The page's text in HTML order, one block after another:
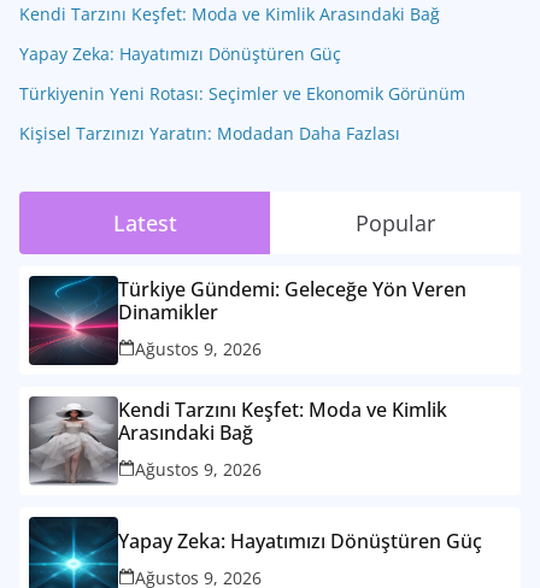
Kendi Tarzını Keşfet: Moda ve Kimlik Arasındaki Bağ
Yapay Zeka: Hayatımızı Dönüştüren Güç
Türkiyenin Yeni Rotası: Seçimler ve Ekonomik Görünüm
Kişisel Tarzınızı Yaratın: Modadan Daha Fazlası
Latest Popular
Türkiye Gündemi: Geleceğe Yön Veren
Dinamikler
Ağustos 9, 2026
Kendi Tarzını Keşfet: Moda ve Kimlik
Arasındaki Bağ
Ağustos 9, 2026
Yapay Zeka: Hayatımızı Dönüştüren Güç
Ağustos 9, 2026